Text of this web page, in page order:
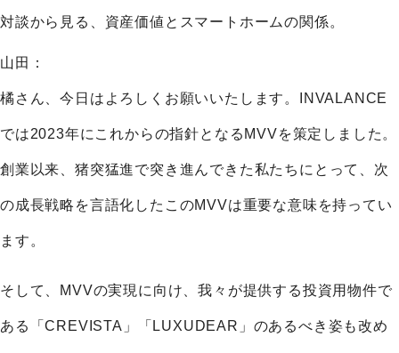
対談から見る、資産価値とスマートホームの関係。
山田：
橘さん、今日はよろしくお願いいたします。INVALANCE
では2023年にこれからの指針となるMVVを策定しました。
創業以来、猪突猛進で突き進んできた私たちにとって、次
の成長戦略を言語化したこのMVVは重要な意味を持ってい
ます。
そして、MVVの実現に向け、我々が提供する投資用物件で
ある「CREVISTA」「LUXUDEAR」のあるべき姿も改め